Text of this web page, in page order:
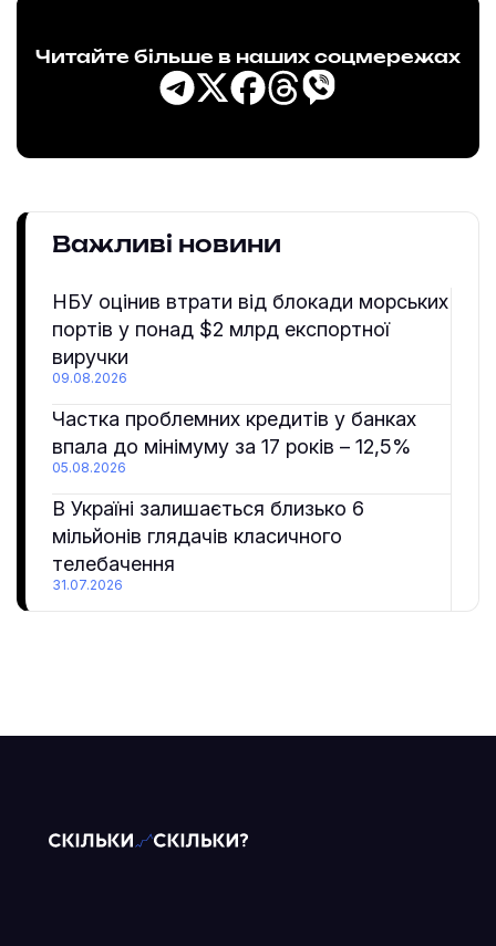
Читайте більше в наших соцмережах
Важливі новини
НБУ оцінив втрати від блокади морських
портів у понад $2 млрд експортної
виручки
09.08.2026
Частка проблемних кредитів у банках
впала до мінімуму за 17 років – 12,5%
05.08.2026
В Україні залишається близько 6
мільйонів глядачів класичного
телебачення
31.07.2026